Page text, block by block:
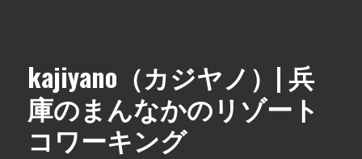
kajiyano（カジヤノ）| 兵
庫のまんなかのリゾート
コワーキング